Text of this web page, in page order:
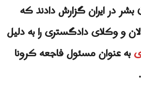
در ایران گزارش دادند که
و وکلای دادگستری را به دلیل
به عنوان مسئول فاجعه کرونا